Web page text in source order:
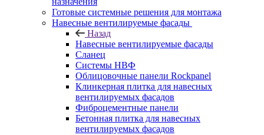
Готовые системные решения для монтажа
Навесные вентилируемые фасады
Назад
Навесные вентилируемые фасады
Сланец
Системы НВФ
Облицовочные панели Rockpanel
Клинкерная плитка для навесных
вентилируемых фасадов
Фиброцементные панели
Бетонная плитка для навесных
вентилируемых фасадов